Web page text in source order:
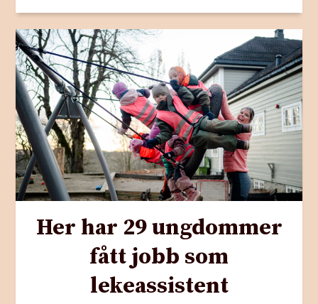
Her har 29 ungdommer
fått jobb som
lekeassistent